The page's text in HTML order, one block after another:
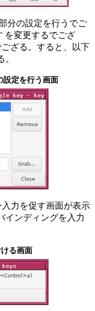
分の設定を行うでご
を変更するでござ
ざる。すると、以下
設定を行う画面
力を促す画面が表示
インディングを入力
る画面